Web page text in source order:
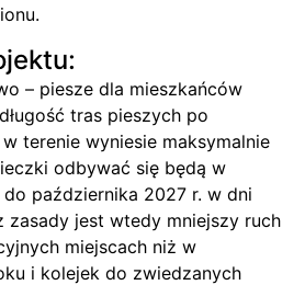
– piesze dla mieszkańców
tras pieszych po
terenie wyniesie maksymalnie
odbywać się będą w
października 2027 r. w dni
zasady jest wtedy mniejszy ruch
miejscach niż w
i kolejek do zwiedzanych